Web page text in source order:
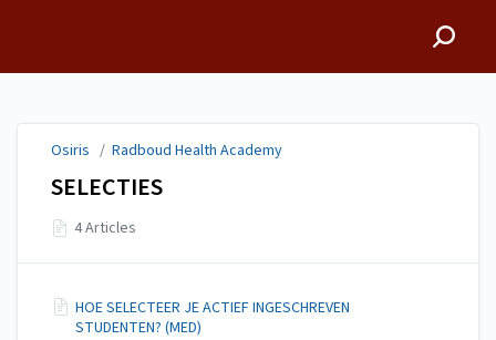
Osiris / Radboud Health Academy
SELECTIES
4 Articles
HOE SELECTEER JE ACTIEF INGESCHREVEN
STUDENTEN? (MED)